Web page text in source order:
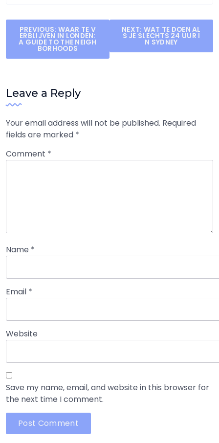
Post
navigation
PREVIOUS: WAAR TE V
ERBLIJVEN IN LONDEN:
A GUIDE TO THE NEIGH
BORHOODS
NEXT: WAT TE DOEN AL
S JE SLECHTS 24 UUR I
N SYDNEY
Leave a Reply
Your email address will not be published. Required
fields are marked *
Comment *
Name *
Email *
Website
Save my name, email, and website in this browser for
the next time I comment.